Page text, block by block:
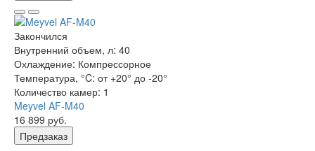
Закончился
Внутренний объем, л: 40
Охлаждение: Компрессорное
Температура, °C: от +20° до -20°
Количество камер: 1
Meyvel AF-M40
16 899 руб.
Предзаказ